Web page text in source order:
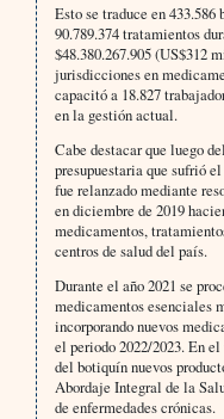
Esto se traduce en
90.789.374 tratamientos
$48.380.267.905 (US$312
jurisdicciones en
capacitó a 18.827
en la gestión actual.
Cabe destacar que luego
presupuestaria que sufrió
fue relanzado mediante
en diciembre de 2019
medicamentos,
centros de salud del país.
Durante el año 2021 se
medicamentos esenciales
incorporando nuevos
el periodo 2022/2023. En
del botiquín nuevos
Abordaje Integral de la
de enfermedades crónicas.